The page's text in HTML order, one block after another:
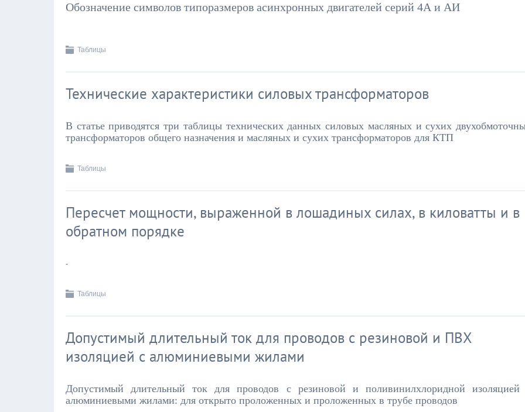
Обозначение символов типоразмеров асинхронных двигателей серий 4А и АИ
Таблицы
Технические характеристики силовых трансформаторов
В статье приводятся три таблицы технических данных силовых масляных и сухих
трансформаторов общего назначения и масляных и сухих трансформаторов для КТП
Таблицы
Пересчет мощности, выраженной в лошадиных силах, в киловатты и в
обратном порядке
-
Таблицы
Допустимый длительный ток для проводов с резиновой и ПВХ
изоляцией с алюминиевыми жилами
Допустимый длительный ток для проводов с резиновой и поливинилхлоридной изоляцией
алюминиевыми жилами: для открыто проложенных и проложенных в трубе проводов